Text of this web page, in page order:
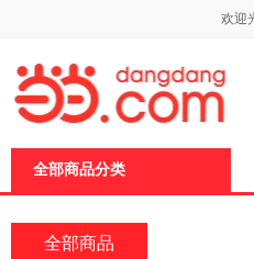
欢迎
全部商品分类
全部商品
页